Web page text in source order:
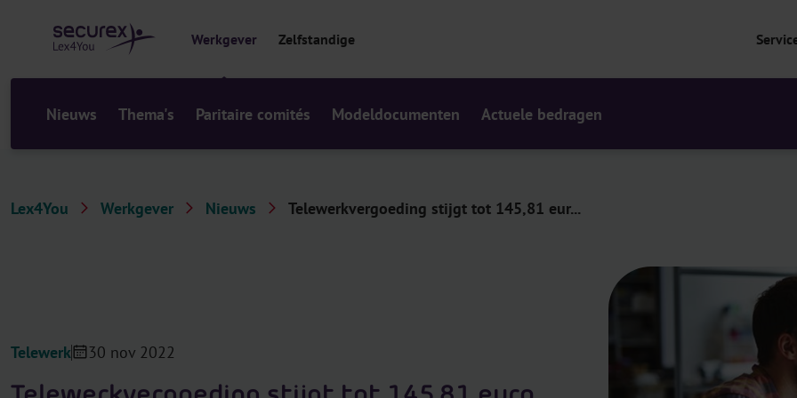
Werkgever Zelfstandige
Nieuws Thema's Paritaire comités Modeldocumenten Actuele bedragen
Lex4You Werkgever Nieuws Telewerkvergoeding stijgt tot 145,81 eur...
Telewerk 30 nov 2022